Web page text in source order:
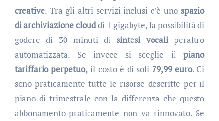
creative. Tra gli altri servizi inclusi c’è uno spazio
di archiviazione clouddi 1 gigabyte, la possibilità di
godere di 30 minuti di sintesi vocali peraltro
automatizzata. Se invece si sceglie ilpiano
tariffario perpetuo, il costo è di soli 79,99 euro. Ci
sono praticamente tutte le risorse descritte per il
piano di trimestrale con la differenza che questo
abbonamento praticamente non va rinnovato. Se